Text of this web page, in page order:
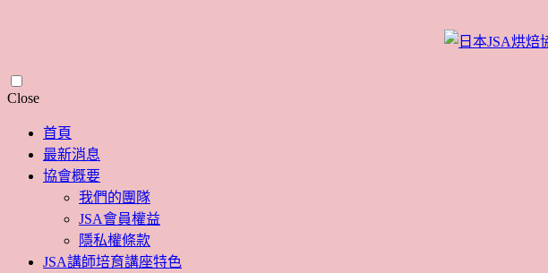
CloseSkip
content
首頁
最新消息
協會概要
我們的團隊
JSA會員權益
隱私權條款
JSA講師培育講座特色